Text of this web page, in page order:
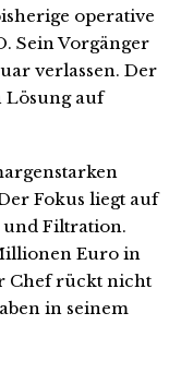
operative
Sein Vorgänger
verlassen. Der
Lösung auf
Fokus liegt auf
Filtration.
Euro in
Chef rückt nicht
in seinem